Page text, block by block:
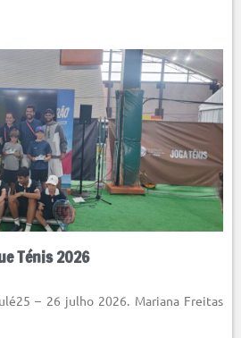
Ténis 2026
– 26 julho 2026. Mariana Freitas